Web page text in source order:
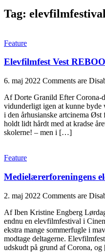
Tag: elevfilmfestival
Feature
Elevfilmfest Vest
6. maj 2022 Comments are
Af Dorte Granild Efter Corona-
vidunderligt igen at kunne
i den århusianske artcinema
holdt lidt hårdt med at kradse
skolerne! – men i […]
Feature
Medielærerforeningens
2. maj 2022 Comments are
Af Iben Kristine Engberg
endnu en elevfilmfestival i
ekstra mange sommerfugle i
modtage deltagerne.
udskudt på grund af Corona,